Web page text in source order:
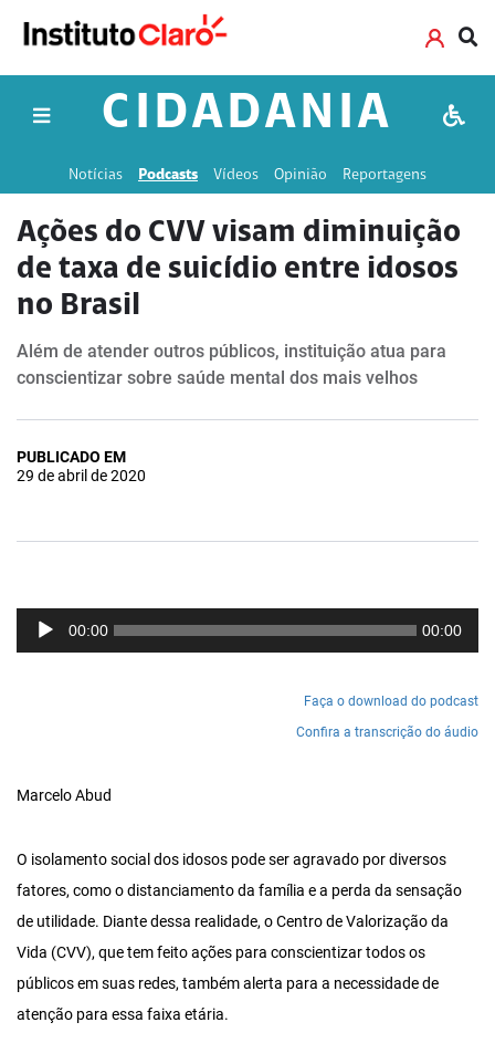
CIDADANIA
Notícias Podcasts Vídeos Opinião Reportagens
Ações do CVV visam diminuição
de taxa de suicídio entre idosos
no Brasil
Além de atender outros públicos, instituição atua para
conscientizar sobre saúde mental dos mais velhos
PUBLICADO EM
29 de abril de 2020
áudio
00:00 00:00
Faça o download do podcast
Confira a transcrição do áudio
Marcelo Abud
O isolamento social dos idosos pode ser agravado por diversos
fatores, como o distanciamento da família e a perda da sensação
de utilidade. Diante dessa realidade, o Centro de Valorização da
Vida (CVV), que tem feito ações para conscientizar todos os
públicos em suas redes, também alerta para a necessidade de
atenção para essa faixa etária.